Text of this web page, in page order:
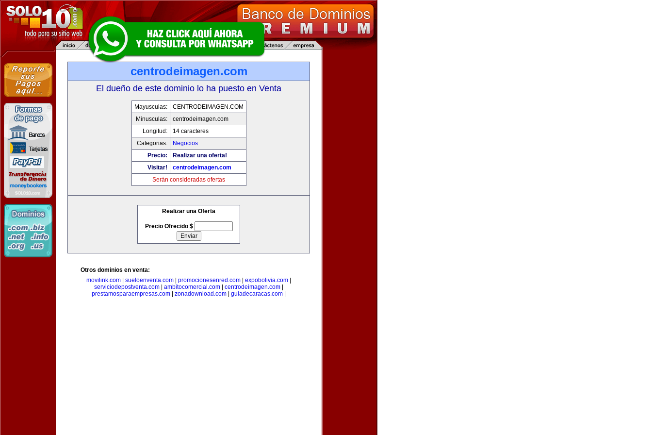
centrodeimagen.com
El dueño de este dominio lo ha puesto en Venta
Mayusculas:
CENTRODEIMAGEN.COM
Minusculas:
centrodeimagen.com
Longitud:
14 caracteres
Categorias:
Negocios
Precio:
Realizar una oferta!
Visitar!
centrodeimagen.com
Serán consideradas ofertas
Realizar una Oferta
Precio Ofrecido $
Otros dominios en venta:
movilink.com
sueloenventa.com promocionesenred.com expobolivia.com
serviciodepostventa.com
ambitocomercial.com centrodeimagen.com
prestamosparaempresas.com
zonadownload.com guiadecaracas.com